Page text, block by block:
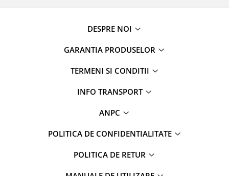
DESPRE NOI
GARANTIA PRODUSELOR
TERMENI SI CONDITII
INFO TRANSPORT
ANPC
POLITICA DE CONFIDENTIALITATE
POLITICA DE RETUR